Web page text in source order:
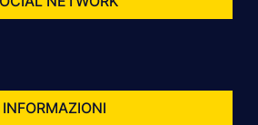
INFORMAZIONI